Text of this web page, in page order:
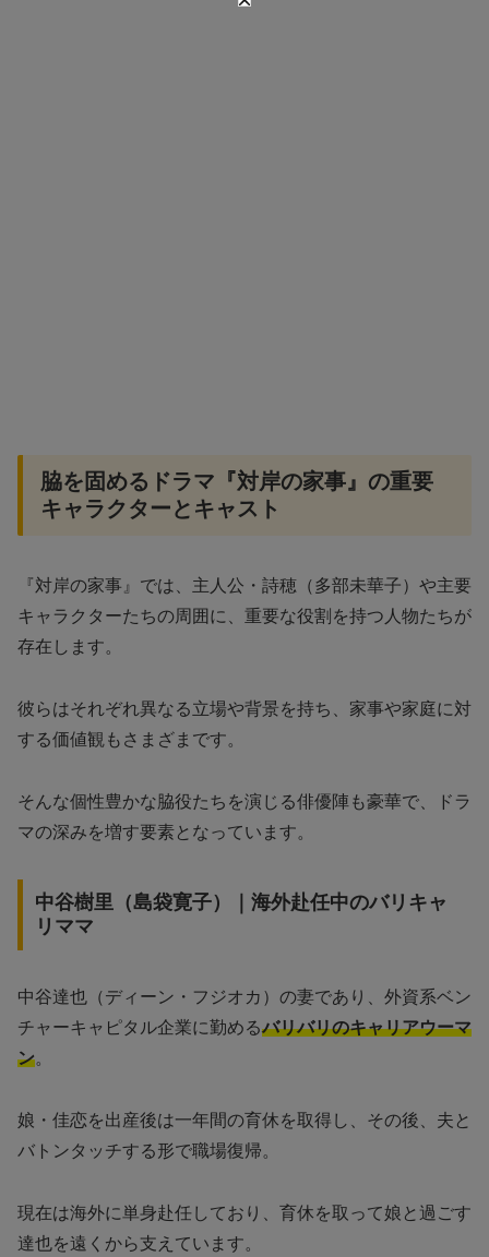
脇を固めるドラマ『対岸の家事』の重要
キャラクターとキャスト
『対岸の家事』では、主人公・詩穂（多部未華子）や主要
キャラクターたちの周囲に、重要な役割を持つ人物たちが
存在します。
彼らはそれぞれ異なる立場や背景を持ち、家事や家庭に対
する価値観もさまざまです。
そんな個性豊かな脇役たちを演じる俳優陣も豪華で、ドラ
マの深みを増す要素となっています。
中谷樹里（島袋寛子）｜海外赴任中のバリキャ
リママ
中谷達也（ディーン・フジオカ）の妻であり、外資系ベン
チャーキャピタル企業に勤めるバリバリのキャリアウーマ
ン。
娘・佳恋を出産後は一年間の育休を取得し、その後、夫と
バトンタッチする形で職場復帰。
現在は海外に単身赴任しており、育休を取って娘と過ごす
達也を遠くから支えています。